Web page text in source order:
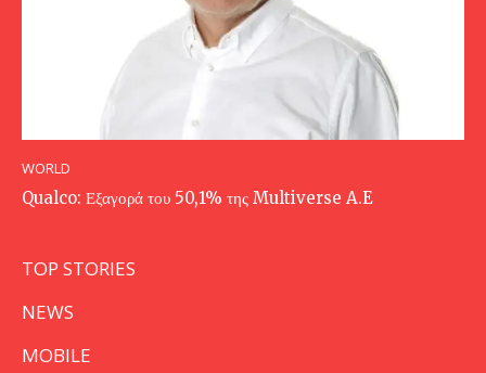
WORLD
Qualco: Εξαγορά του 50,1% της Multiverse A.E
TOP STORIES
NEWS
MOBILE